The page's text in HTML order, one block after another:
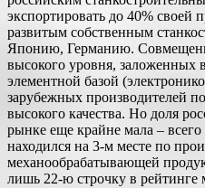
экспортировать до 40% своей
развитым собственным
Японию, Германию.
высокого уровня, заложенных
элементной базой
зарубежных производителей
высокого качества. Но доля
рынке еще крайне мала –
находился на 3-м месте по
механообрабатывающей
лишь 22-ю строчку в рейтинге